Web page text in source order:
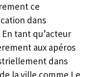
ce
dans
En tant qu’acteur
aux apéros
dans